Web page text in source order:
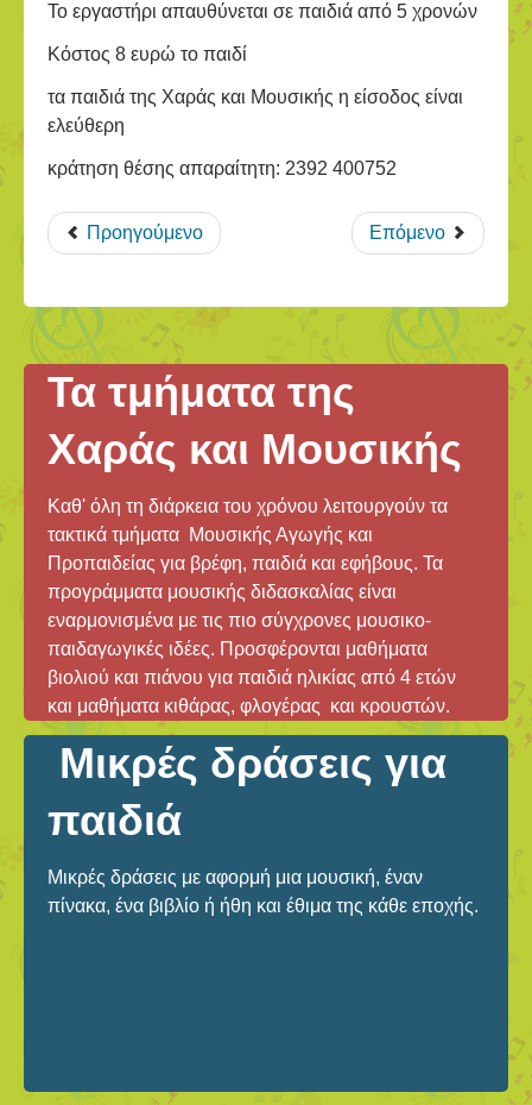
Το εργαστήρι απαυθύνεται σε παιδιά από 5 χρονών
Κόστος 8 ευρώ το παιδί
τα παιδιά της Χαράς και Μουσικής η είσοδος είναι
ελεύθερη
κράτηση θέσης απαραίτητη: 2392 400752
Προηγούμενο Επόμενο
Τα τμήματα της
Χαράς και Μουσικής
Καθ' όλη τη διάρκεια του χρόνου λειτουργούν τα
τακτικά τμήματα Μουσικής Αγωγής και
Προπαιδείας για βρέφη, παιδιά και εφήβους. Τα
προγράμματα μουσικής διδασκαλίας είναι
εναρμονισμένα με τις πιο σύγχρονες μουσικο-
παιδαγωγικές ιδέες. Προσφέρονται μαθήματα
βιολιού και πιάνου για παιδιά ηλικίας από 4 ετών
και μαθήματα κιθάρας, φλογέρας και κρουστών.
Μικρές δράσεις για
παιδιά
Μικρές δράσεις με αφορμή μια μουσική, έναν
πίνακα, ένα βιβλίο ή ήθη και έθιμα της κάθε εποχής.